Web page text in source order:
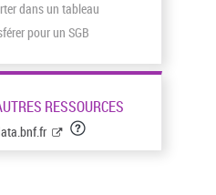
dans un tableau
pour un SGB
RESSOURCES